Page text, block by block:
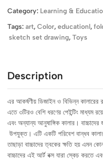
Category: Learning &
Tags: art, Color, educationl,
sketch set drawing, Toys
Description
এর আকর্ষণীয় ডিজাইন ও বিভিন্ন কালারের
এতে ৩টিরও বেশি ধরণের পেইন্টিং মাধ্যম
এবং অন্যান্য আনুষাঙ্গিক কালার।
উপযুক্ত। এটি একটি পরিবেশ বান্ধব
বাচ্চাদের এই আর্ট বক্স যারা স্কেচ